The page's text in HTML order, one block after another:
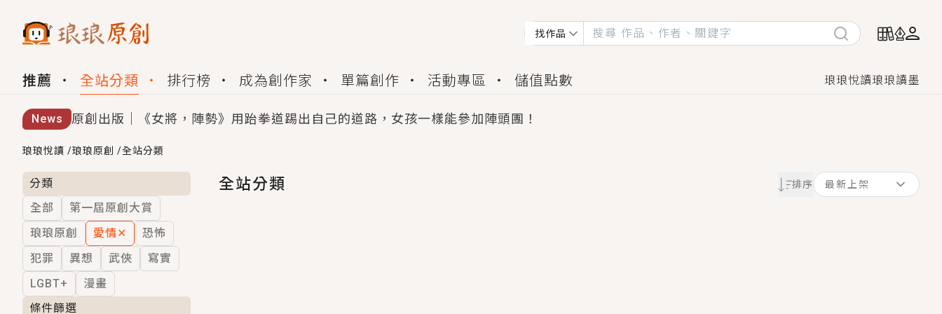
找作品
推薦 全站分類 排行榜 成為創作家 單篇創作 活動專區 儲值點數 琅琅悅讀琅琅讀墨
News 原創出版｜《女將，陣勢》用跆拳道踢出自己的道路，女孩一樣能參加陣頭團！
創,作家招募｜華文小說創作首選！有機會獲得豐富廣宣資源、專屬服務與獨享福利！
小編心動書單｜《離婚你提的，二婚嫁大佬，你哭什麼？》追妻火葬場！前夫失憶移情別戀，她頭也不回找新歡，他居然還後悔了？
GL｜《夏日與檸檬與重疊世界》炎熱的夏日、檸檬的香氣、互相愛慕的兩位少女，今夏最推純愛GL漫畫！
BL｜《費洛蒙中毒》救命！特殊費洛蒙體質世界觀，無法抗拒的吸引力，已中毒Σ>―(〃°ω°〃)♡→
OMG你嚇到我了｜《陰陽鬼店》上班族買了房子模型，但現實中買下的竟是屬於他的停屍櫃？！
言情｜《國語推行員》每個人心中都有一個連自己也無法改變的永恆， 他的一生將不由自主追逐著她……
琅琅悅讀 /琅琅原創 /全站分類
分類
全部
第一屆原創大賞
琅琅原創
愛情✕
恐怖
犯罪
異想 武俠
寫實
LGBT+
漫畫
條件篩選
全站分類 排序 最新上架